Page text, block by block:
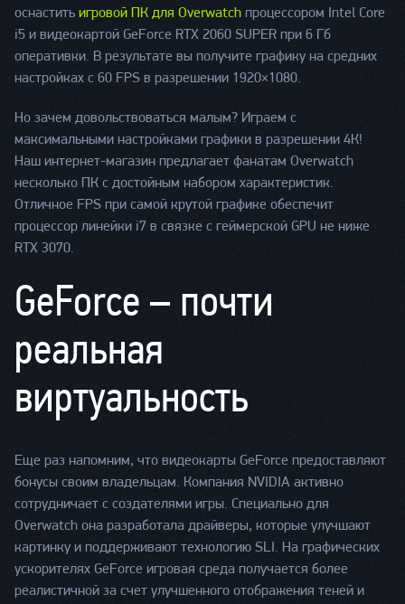
оснастить игровой ПК для Оverwatch процессором Intel Core
i5 и видеокартой GeForce RTX 2060 SUPER при 6 Гб
оперативки. В результате вы получите графику на средних
настройках с 60 FPS в разрешении 1920×1080.
Но зачем довольствоваться малым? Играем с
максимальными настройками графики в разрешении 4К!
Наш интернет-магазин предлагает фанатам Оverwatch
несколько ПК с достойным набором характеристик.
Отличное FPS при самой крутой графике обеспечит
процессор линейки i7 в связке с геймерской GPU не ниже
RTX 3070.
GeForce – почти
реальная
виртуальность
Еще раз напомним, что видеокарты GeForce предоставляют
бонусы своим владельцам. Компания NVIDIA активно
сотрудничает с создателями игры. Специально для
Overwatch она разработала драйверы, которые улучшают
картинку и поддерживают технологию SLI. На графических
ускорителях GeForce игровая среда получается более
реалистичной за счет улучшенного отображения теней и